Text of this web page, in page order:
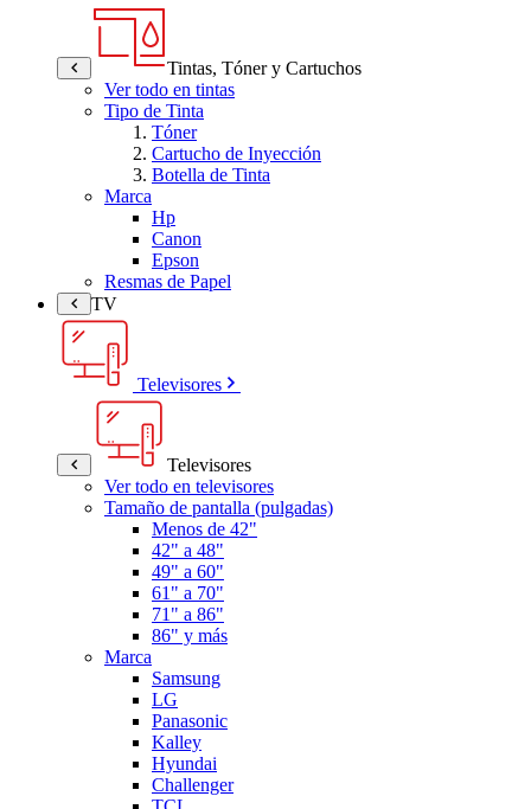
Tintas, Tóner y Cartuchos
Ver todo en tintas
Tipo de Tinta
Tóner
Cartucho de Inyección
Botella de Tinta
Marca
Hp
Canon
Epson
Resmas de Papel
TV
Televisores
Televisores
Ver todo en televisores
Tamaño de pantalla (pulgadas)
Menos de 42"
42" a 48"
49" a 60"
61" a 70"
71" a 86"
86" y más
Marca
Samsung
LG
Panasonic
Kalley
Hyundai
Challenger